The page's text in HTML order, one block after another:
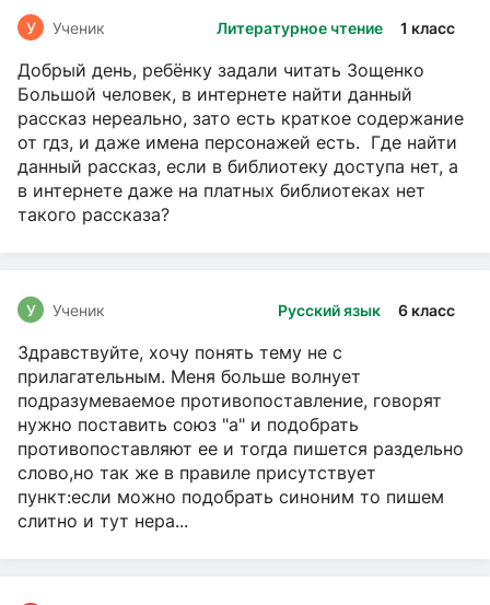
Литературное чтение 1 класс
У Ученик
Добрый день, ребёнку задали читать Зощенко
Большой человек, в интернете найти данный
рассказ нереально, зато есть краткое содержание
от гдз, и даже имена персонажей есть. Где найти
данный рассказ, если в библиотеку доступа нет, а
в интернете даже на платных библиотеках нет
такого рассказа?
Русский язык 6 класс
У Ученик
Здравствуйте, хочу понять тему не с
прилагательным. Меня больше волнует
подразумеваемое противопоставление, говорят
нужно поставить союз "а" и подобрать
противопоставляют ее и тогда пишется раздельно
слово,но так же в правиле присутствует
пункт:если можно подобрать синоним то пишем
слитно и тут нера...